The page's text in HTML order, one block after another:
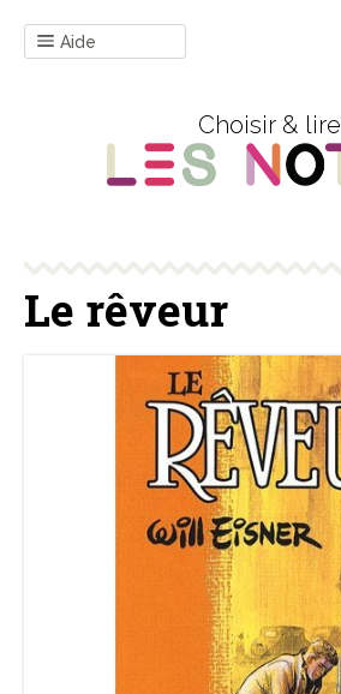
Aide
Choisir & lire
Le rêveur